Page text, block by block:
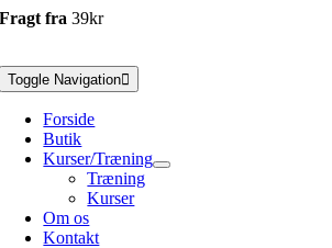
Fragt fra39kr
Toggle Navigation
Forside
Butik
Kurser/Træning
Træning
Kurser
Om os
Kontakt